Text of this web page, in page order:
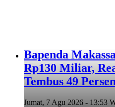
Bapenda
Rp130 Miliar,
Tembus 49 Persen
Jumat, 7 Agu 2026 - 13:53